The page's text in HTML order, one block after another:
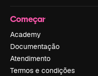
Começar
Academy
Documentação
Atendimento
Termos e condições